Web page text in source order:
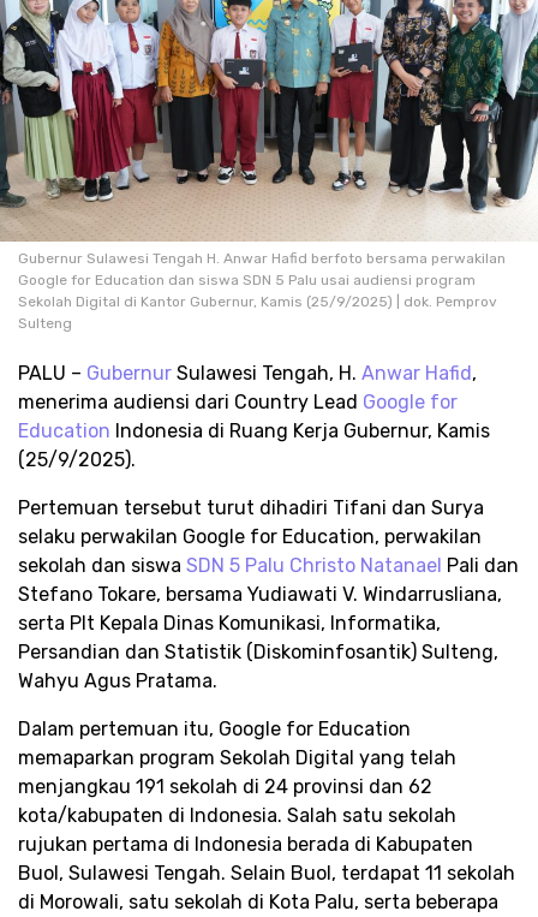
Gubernur Sulawesi Tengah H. Anwar Hafid berfoto bersama perwakilan
Google for Education dan siswa SDN 5 Palu usai audiensi program
Sekolah Digital di Kantor Gubernur, Kamis (25/9/2025) | dok. Pemprov
Sulteng
PALU – Gubernur Sulawesi Tengah, H. Anwar Hafid,
menerima audiensi dari Country Lead Google for
Education Indonesia di Ruang Kerja Gubernur, Kamis
(25/9/2025).
Pertemuan tersebut turut dihadiri Tifani dan Surya
selaku perwakilan Google for Education, perwakilan
sekolah dan siswa SDN 5 Palu Christo Natanael Pali dan
Stefano Tokare, bersama Yudiawati V. Windarrusliana,
serta Plt Kepala Dinas Komunikasi, Informatika,
Persandian dan Statistik (Diskominfosantik) Sulteng,
Wahyu Agus Pratama.
Dalam pertemuan itu, Google for Education
memaparkan program Sekolah Digital yang telah
menjangkau 191 sekolah di 24 provinsi dan 62
kota/kabupaten di Indonesia. Salah satu sekolah
rujukan pertama di Indonesia berada di Kabupaten
Buol, Sulawesi Tengah. Selain Buol, terdapat 11 sekolah
di Morowali, satu sekolah di Kota Palu, serta beberapa